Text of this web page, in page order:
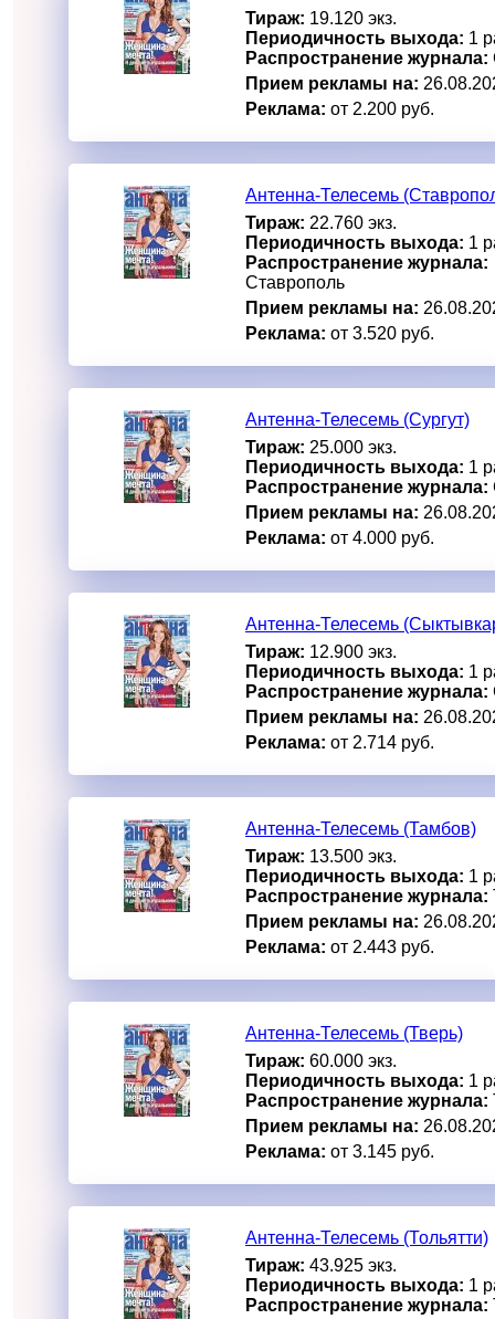
Тираж: 19.120 экз.
Периодичность выхода: 1
Распространение журнала:
Прием рекламы на:
Реклама: от 2.200 руб.
Антенна-Телесемь
Тираж: 22.760 экз.
Периодичность выхода: 1
Распространение журнала:
Ставрополь
Прием рекламы на:
Реклама: от 3.520 руб.
Антенна-Телесемь (Сургут)
Тираж: 25.000 экз.
Периодичность выхода: 1
Распространение журнала:
Прием рекламы на:
Реклама: от 4.000 руб.
Антенна-Телесемь
Тираж: 12.900 экз.
Периодичность выхода: 1
Распространение журнала:
Прием рекламы на:
Реклама: от 2.714 руб.
Антенна-Телесемь (Тамбов)
Тираж: 13.500 экз.
Периодичность выхода: 1
Распространение журнала:
Прием рекламы на:
Реклама: от 2.443 руб.
Антенна-Телесемь (Тверь)
Тираж: 60.000 экз.
Периодичность выхода: 1
Распространение журнала:
Прием рекламы на:
Реклама: от 3.145 руб.
Антенна-Телесемь (Тольятти)
Тираж: 43.925 экз.
Периодичность выхода: 1
Распространение журнала: